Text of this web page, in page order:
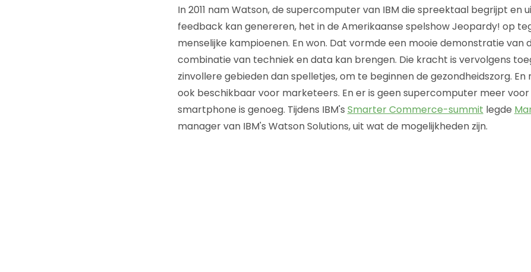
In 2011 nam Watson, de supercomputer van IBM die spreektaal begrijpt en
feedback kan genereren, het in de Amerikaanse spelshow Jeopardy! op
menselijke kampioenen. En won. Dat vormde een mooie demonstratie van
combinatie van techniek en data kan brengen. Die kracht is vervolgens
zinvollere gebieden dan spelletjes, om te beginnen de gezondheidszorg.
ook beschikbaar voor marketeers. En er is geen supercomputer meer voor
smartphone is genoeg. Tijdens IBM's Smarter Commerce-summit legde
manager van IBM's Watson Solutions, uit wat de mogelijkheden zijn.